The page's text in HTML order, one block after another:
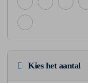
Kies het aantal